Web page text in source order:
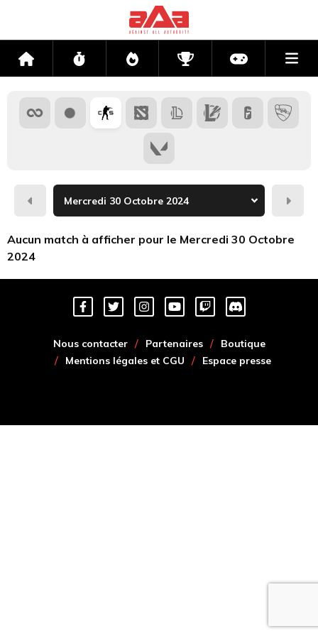
Accueil Flux Directs CompétitionsActu jeux
Hier
Aucun match à afficher pour le Mercredi 30 Octobre
2024
Nous contacter Partenaires
Boutique
Mentions légales et CGU
Espace presse